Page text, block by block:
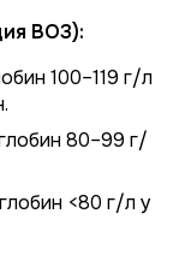
ВОЗ):
100–119 г/л
80–99 г/
<80 г/л у